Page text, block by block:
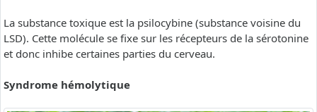
La substance toxique est la psilocybine (substance voisine du
LSD). Cette molécule se fixe sur les récepteurs de la sérotonine
et donc inhibe certaines parties du cerveau.
Syndrome hémolytique